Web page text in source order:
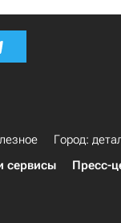
Город:
сервисы Пресс-